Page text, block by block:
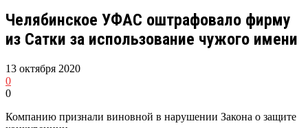
Челябинское УФАС оштрафовало фирму
из Сатки за использование чужого имени
13 октября 2020
0
0
Компанию признали виновной в нарушении Закона о защите